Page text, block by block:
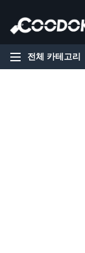
전체 카테고리